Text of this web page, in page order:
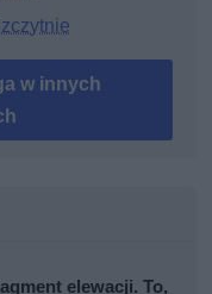
w innych
elewacji. To,